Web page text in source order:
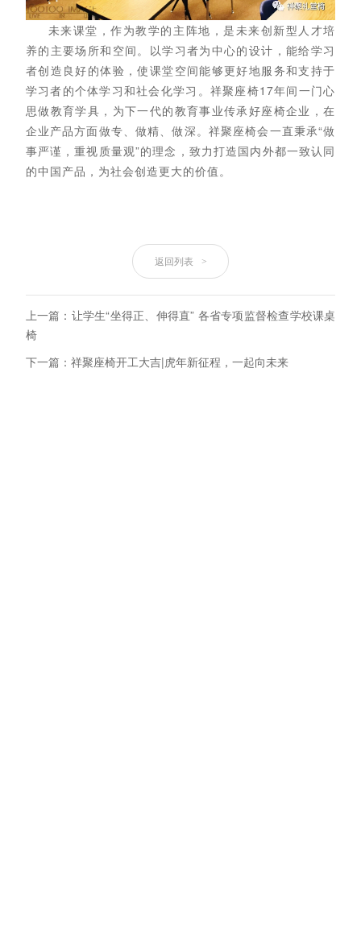
未来课堂，作为教学的主阵地，是未来创新型人才培
养的主要场所和空间。以学习者为中心的设计，能给学习
者创造良好的体验，使课堂空间能够更好地服务和支持于
学习者的个体学习和社会化学习。祥聚座椅17年间一门心
思做教育学具，为下一代的教育事业传承好座椅企业，在
企业产品方面做专、做精、做深。祥聚座椅会一直秉承“做
事严谨，重视质量观”的理念，致力打造国内外都一致认同
的中国产品，为社会创造更大的价值。
返回列表 >
上一篇：让学生“坐得正、伸得直” 各省专项监督检查学校课桌
椅
下一篇：祥聚座椅开工大吉|虎年新征程，一起向未来